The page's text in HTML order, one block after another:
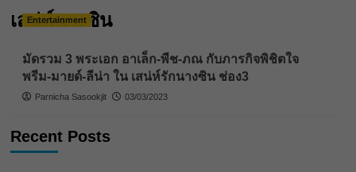
เสน่ห์นางซิน
Entertainment
มัดรวม 3 พระเอก อาเล็ก-พีช-ภณ กับภารกิจพิชิตใจ
พรีม-มายด์-ลีน่า ใน เสน่ห์รักนางซิน ช่อง3
Parnicha Sasookjit 03/03/2023
Recent Posts